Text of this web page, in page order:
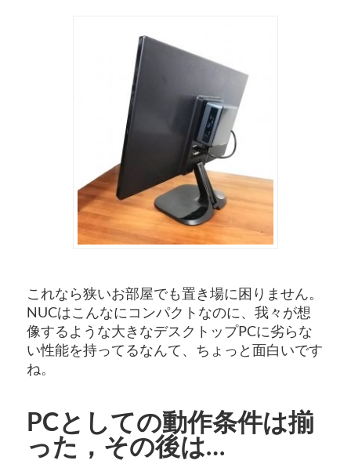
これなら狭いお部屋でも置き場に困りません。
NUCはこんなにコンパクトなのに、我々が想
像するような大きなデスクトップPCに劣らな
い性能を持ってるなんて、ちょっと面白いです
ね。
PCとしての動作条件は揃
った，その後は…